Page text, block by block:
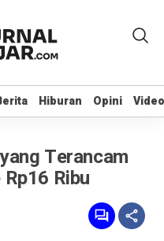
Hiburan Opini Video
Hiburan Opini Video
Terancam
Ribu